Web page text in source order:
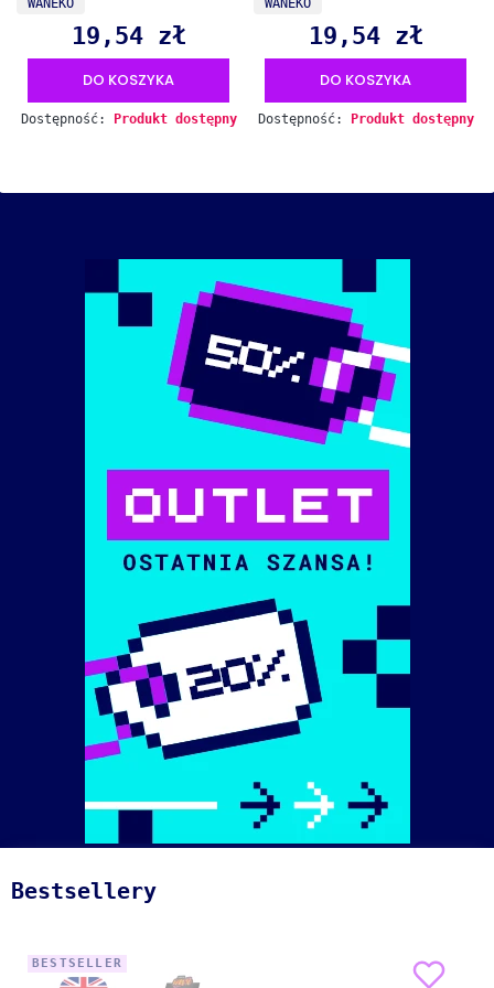
Cena
19,54 zł
DO KOSZYKA
Dostępność: Produkt dostępny
Cena
19,54 zł
DO KOSZYKA
Dostępność: Produkt dostępny
Bestsellery
BESTSELLER